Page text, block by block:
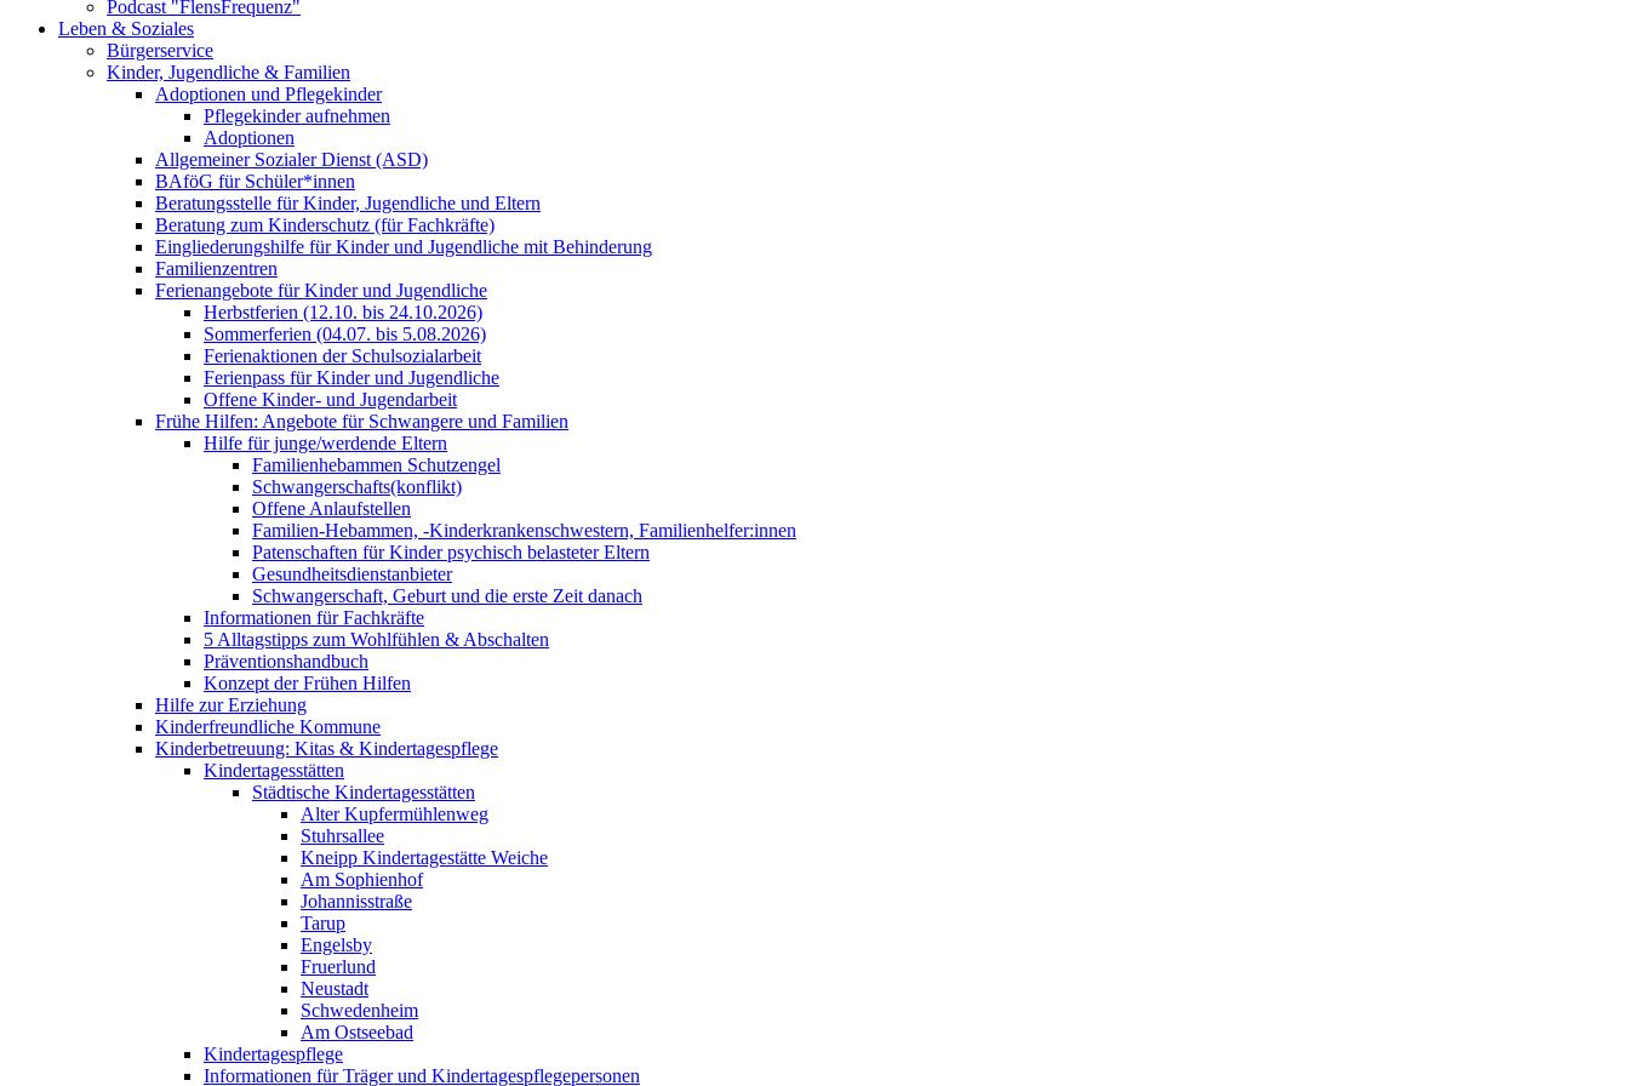
Podcast "FlensFrequenz"
Leben & Soziales
Bürgerservice
Kinder, Jugendliche & Familien
Adoptionen und Pflegekinder
Pflegekinder aufnehmen
Adoptionen
Allgemeiner Sozialer Dienst (ASD)
BAföG für Schüler*innen
Beratungsstelle für Kinder, Jugendliche und Eltern
Beratung zum Kinderschutz (für Fachkräfte)
Eingliederungshilfe für Kinder und Jugendliche mit Behinderung
Familienzentren
Ferienangebote für Kinder und Jugendliche
Herbstferien (12.10. bis 24.10.2026)
Sommerferien (04.07. bis 5.08.2026)
Ferienaktionen der Schulsozialarbeit
Ferienpass für Kinder und Jugendliche
Offene Kinder- und Jugendarbeit
Frühe Hilfen: Angebote für Schwangere und Familien
Hilfe für junge/werdende Eltern
Familienhebammen Schutzengel
Schwangerschafts(konflikt)
Offene Anlaufstellen
Familien-Hebammen, -Kinderkrankenschwestern, Familienhelfer:innen
Patenschaften für Kinder psychisch belasteter Eltern
Gesundheitsdienstanbieter
Schwangerschaft, Geburt und die erste Zeit danach
Informationen für Fachkräfte
5 Alltagstipps zum Wohlfühlen & Abschalten
Präventionshandbuch
Konzept der Frühen Hilfen
Hilfe zur Erziehung
Kinderfreundliche Kommune
Kinderbetreuung: Kitas & Kindertagespflege
Kindertagesstätten
Städtische Kindertagesstätten
Alter Kupfermühlenweg
Stuhrsallee
Kneipp Kindertagestätte Weiche
Am Sophienhof
Johannisstraße
Tarup
Engelsby
Fruerlund
Neustadt
Schwedenheim
Am Ostseebad
Kindertagespflege
Informationen für Träger und Kindertagespflegepersonen